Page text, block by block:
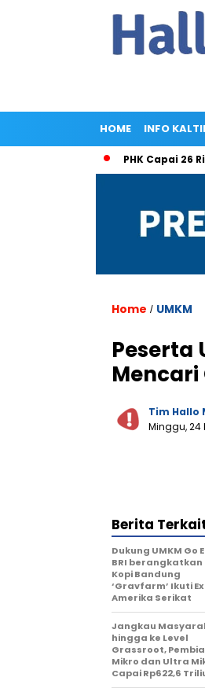
HOME INFO
PHK Capai 26 Ribu
Home / UMKM
Peserta
Mencari
Tim Hallo
Minggu, 24
Berita
Dukung UMKM Go
BRI berangkatkan
Kopi Bandung
‘Gravfarm’ Ikuti
Amerika Serikat
Jangkau
hingga ke Level
Grassroot,
Mikro dan Ultra
Capai Rp622,6